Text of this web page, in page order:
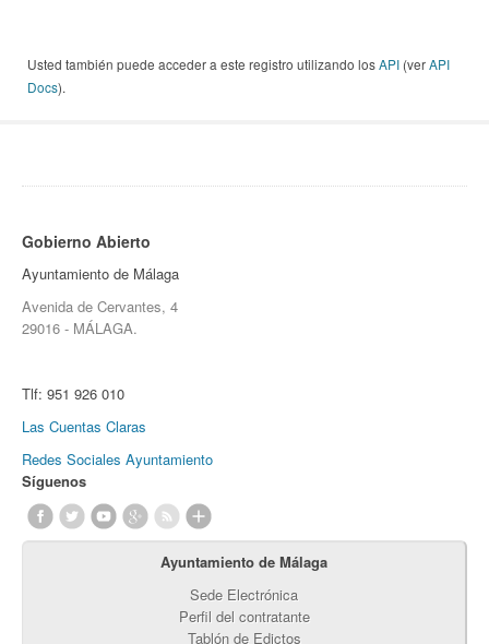
Usted también puede acceder a este registro utilizando losAPI (verAPI
Docs).
Gobierno Abierto
Ayuntamiento de Málaga
Avenida de Cervantes, 4
29016 - MÁLAGA.
Tlf: 951 926 010
Las Cuentas Claras
Redes Sociales Ayuntamiento
Síguenos
Ayuntamiento de Málaga
Sede Electrónica
Perfil del contratante
Tablón de Edictos